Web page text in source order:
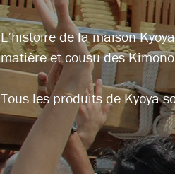
L’histoire de la maison
matière et cousu des
Tous les produits de Kyoya